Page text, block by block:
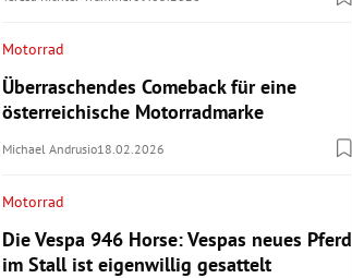
Motorrad
Überraschendes Comeback für eine
österreichische Motorradmarke
Michael Andrusio18.02.2026
Motorrad
Die Vespa 946 Horse: Vespas neues Pferd
im Stall ist eigenwillig gesattelt